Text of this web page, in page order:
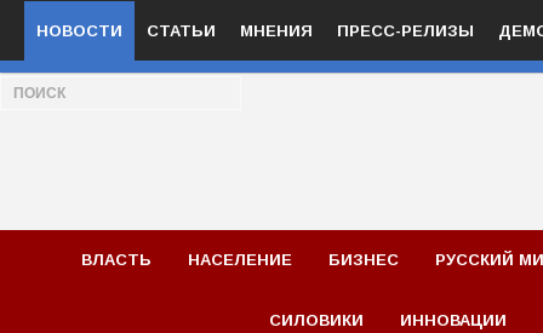
НОВОСТИ СТАТЬИ МНЕНИЯ ПРЕСС-РЕЛИЗЫ
ВЛАСТЬ НАСЕЛЕНИЕ БИЗНЕС РУССКИЙ
СИЛОВИКИ ИННОВАЦИИ